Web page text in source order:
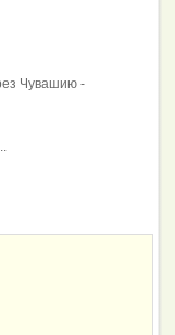
Чувашию -